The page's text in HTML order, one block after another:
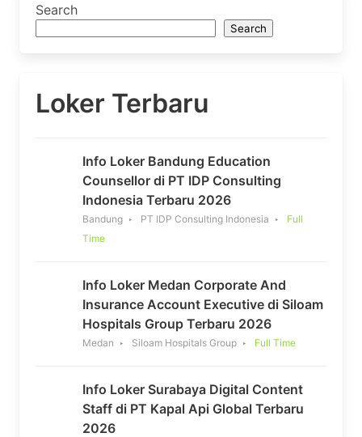
Search
Search
Loker Terbaru
Info Loker Bandung Education
Counsellor di PT IDP Consulting
Indonesia Terbaru 2026
Bandung PT IDP Consulting Indonesia
Full
Time
Info Loker Medan Corporate And
Insurance Account Executive di Siloam
Hospitals Group Terbaru 2026
Medan Siloam Hospitals Group Full Time
Info Loker Surabaya Digital Content
Staff di PT Kapal Api Global Terbaru
2026